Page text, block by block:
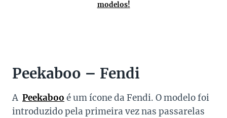
modelos!
Peekaboo – Fendi
A Peekaboo é um ícone da Fendi. O modelo foi
introduzido pela primeira vez nas passarelas